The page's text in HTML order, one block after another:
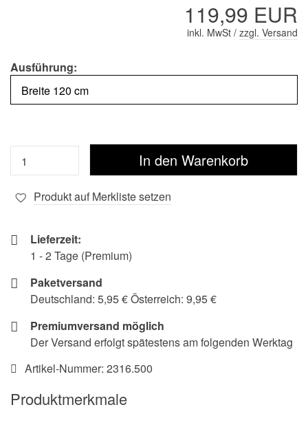
119,99 EUR
inkl. MwSt / zzgl. Versand
Ausführung:
Produkt auf Merkliste setzen
Lieferzeit:
1 - 2 Tage (Premium)
Paketversand
Deutschland: 5,95 € Österreich: 9,95 €
Premiumversand möglich
Der Versand erfolgt spätestens am folgenden Werktag
Artikel-Nummer: 2316.500
Produktmerkmale